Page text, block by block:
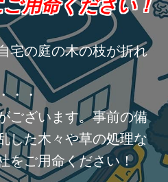
宅の庭の木の枝が折れ
・・
ございます。事前の備
た木々や草の処理な
をご用命ください！